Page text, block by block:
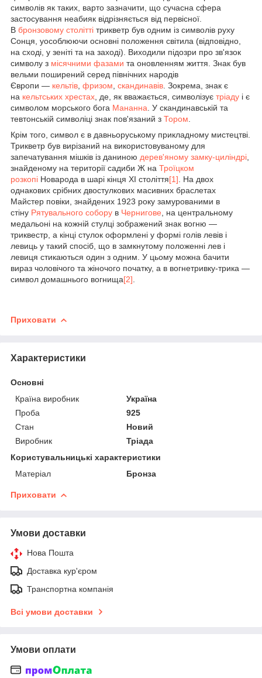
символів як таких, варто зазначити, що сучасна сфера
застосування неабияк відрізняється від первісної.
В бронзовому столітті трикветр був одним із символів руху
Сонця, уособлюючи основні положення світила (відповідно,
на сході, у зеніті та на заході). Виходили підозри про зв'язок
символу з місячними фазами та оновленням життя. Знак був
вельми поширений серед північних народів
Європи — кельтів фризом скандинавів . Зокрема, знак є
на кельтських хрестах , де, як вважається, символізує тріаду і є
символом морського бога Мананна . У скандинавській та
тевтонській символіці знак пов'язаний з Тором
Крім того, символ є в давньоруському прикладному мистецтві.
Трикветр був вирізаний на використовуваному для
запечатування мішків із даниною дерев'яному замку-циліндрі
знайденому на території садиби Ж на Троїцком
розкопі Новарода в шарі кінця XI століття[1] . На двох
однакових срібних двостулкових масивних браслетах
Майстер повіки, знайдених 1923 року замурованими в
стіну Рятувального собору в Чернигове , на центральному
медальоні на кожній стулці зображений знак вогню —
триквестр, а кінці стулок оформлені у формі голів левів і
левиць у такий спосіб, що в замкнутому положенні лев і
левиця стикаються один з одним. У цьому можна бачити
вираз чоловічого та жіночого початку, а в вогнетривку-трика —
символ домашнього вогнища[2]
Приховати
Характеристики
Основні
Країна виробник
Україна
Проба
925
Стан
Новий
Виробник
Тріада
Користувальницькі характеристики
Матеріал
Бронза
Приховати
Умови доставки
Нова Пошта
Доставка кур'єром
Транспортна компанія
Всі умови доставки
Умови оплати